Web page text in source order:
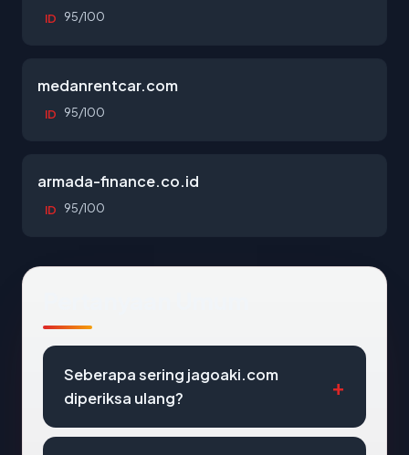
ID 95/100
medanrentcar.com
ID 95/100
armada-finance.co.id
ID 95/100
Seberapa sering jagoaki.com
diperiksa ulang?